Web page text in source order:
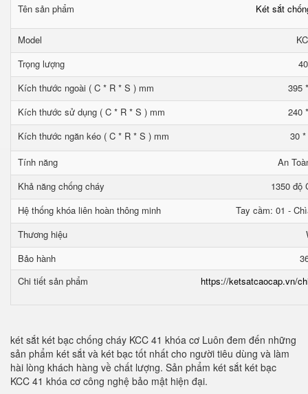
Tên sản phẩm Két sắt
Model
Trọng lượng
Kích thước ngoài ( C * R * S ) mm
395
Kích thước sử dụng ( C * R * S ) mm
240
Kích thước ngăn kéo ( C * R * S ) mm
30
Tính năng
An
Khả năng chống cháy
1350 độ
Hệ thống khóa liên hoàn thông minh
Tay cầm: 01 -
Thương hiệu
Bảo hành
Chi tiết sản phẩm
https://ketsatcaocap.vn/
két sắt két bạc chống cháy KCC 41 khóa cơ Luôn đem đến những
sản phẩm két sắt và két bạc tốt nhất cho người tiêu dùng và làm
hài lòng khách hàng về chất lượng. Sản phẩm két sắt két bạc
KCC 41 khóa cơ công nghệ bảo mật hiện đại.